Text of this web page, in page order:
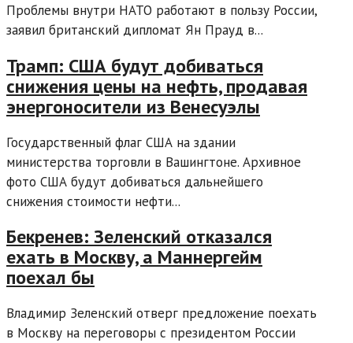
Проблемы внутри НАТО работают в пользу России,
заявил британский дипломат Ян Прауд в...
Трамп: США будут добиваться
снижения цены на нефть, продавая
энергоносители из Венесуэлы
Государственный флаг США на здании
министерства торговли в Вашингтоне. Архивное
фото США будут добиваться дальнейшего
снижения стоимости нефти...
Бекренев: Зеленский отказался
ехать в Москву, а Маннергейм
поехал бы
Владимир Зеленский отверг предложение поехать
в Москву на переговоры с президентом России